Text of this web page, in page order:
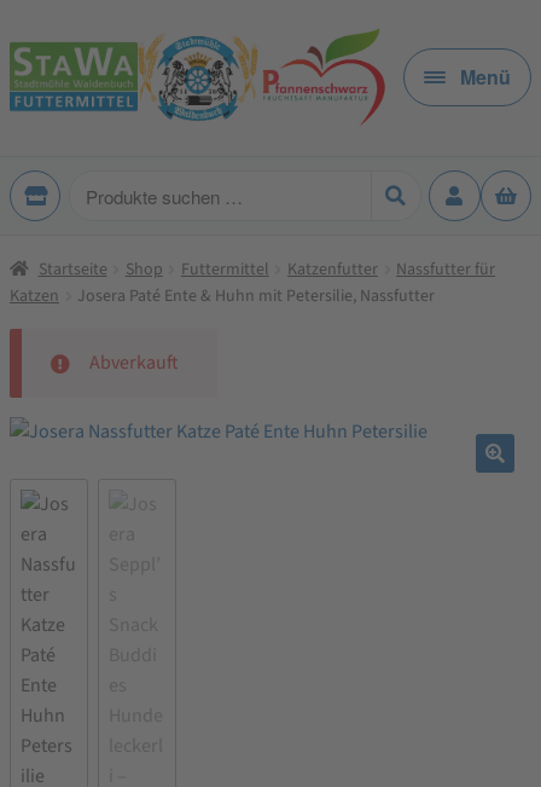
Zur
Navigation
springen
Zum
Inhalt
springen
Menü
Produkte
Startseite Shop Futtermittel Katzenfutter
Nassfutter für
Katzen
Josera Paté Ente & Huhn mit Petersilie, Nassfutter
Abverkauft